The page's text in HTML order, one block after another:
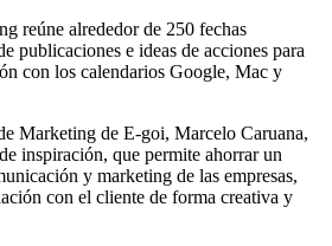
reúne alrededor de 250 fechas
publicaciones e ideas de acciones para
con los calendarios Google, Mac y
Marketing de E-goi, Marcelo Caruana,
inspiración, que permite ahorrar un
y marketing de las empresas,
con el cliente de forma creativa y